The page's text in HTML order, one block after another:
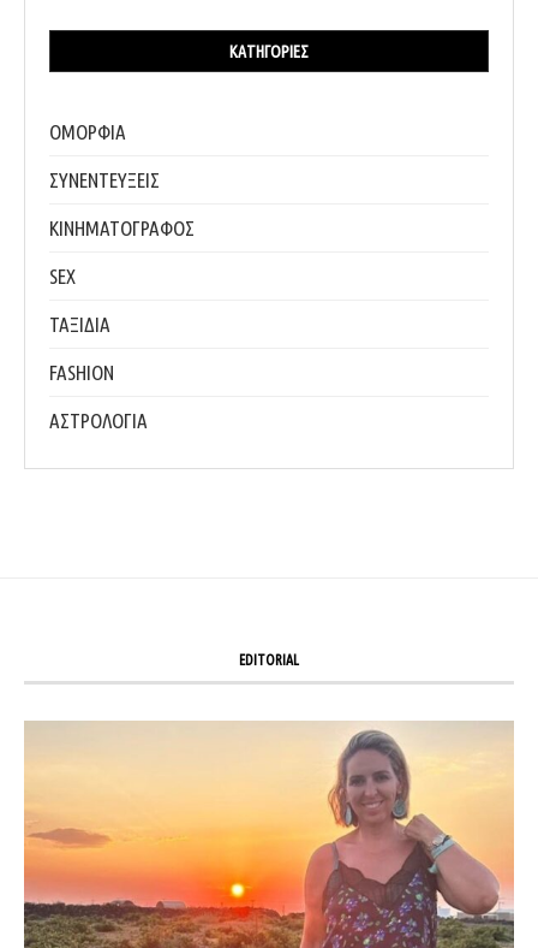
ΚΑΤΗΓΟΡΊΕΣ
ΟΜΟΡΦΙΑ
ΣΥΝΕΝΤΕΥΞΕΙΣ
ΚΙΝΗΜΑΤΟΓΡΑΦΟΣ
SEX
ΤΑΞΙΔΙΑ
FASHION
ΑΣΤΡΟΛΟΓΙΑ
EDITORIAL